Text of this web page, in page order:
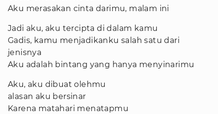
Aku merasakan cinta darimu, malam ini
Jadi aku, aku tercipta di dalam kamu
Gadis, kamu menjadikanku salah satu dari
jenisnya
Aku adalah bintang yang hanya menyinarimu
Aku, aku dibuat olehmu
alasan aku bersinar
Karena matahari menatapmu